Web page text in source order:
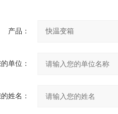
产品：
单位：
姓名：